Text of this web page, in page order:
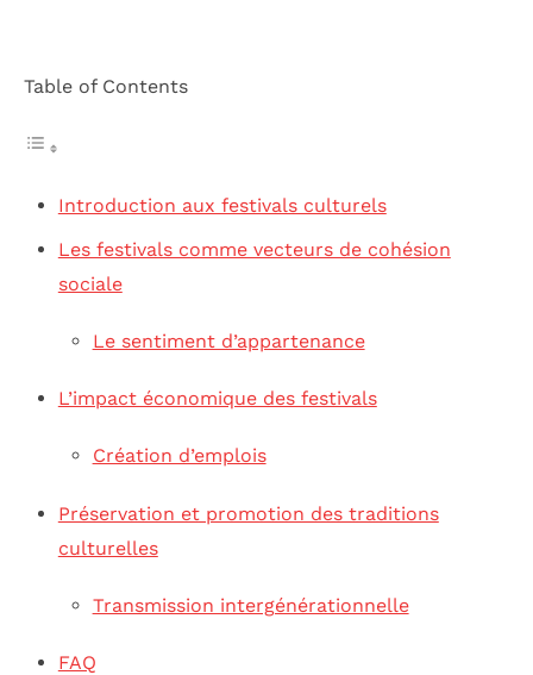
Table of Contents
Introduction aux festivals culturels
Les festivals comme vecteurs de cohésion
sociale
Le sentiment d’appartenance
L’impact économique des festivals
Création d’emplois
Préservation et promotion des traditions
culturelles
Transmission intergénérationnelle
FAQ